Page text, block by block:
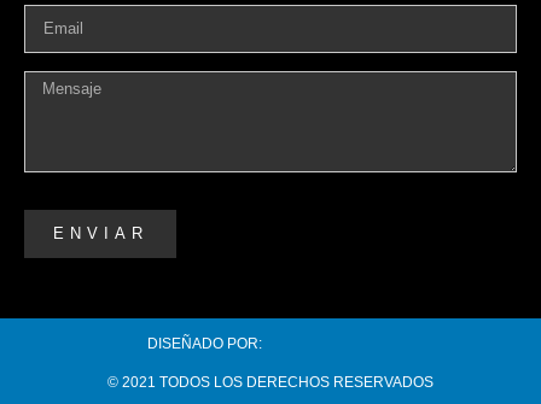
ENVIAR
DISEÑADO POR:
© 2021 TODOS LOS DERECHOS RESERVADOS